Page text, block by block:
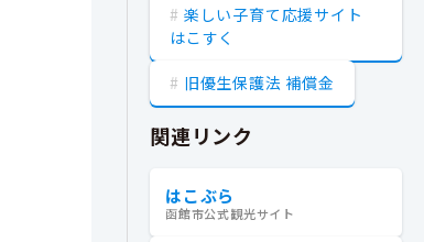
楽しい子育て応援サイト
はこすく
旧優生保護法 補償金
関連リンク
はこぶら
函館市公式観光サイト